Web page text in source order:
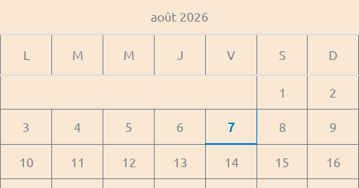
août 2026
L M M J V S D
1 2
3 4 5 6 7 8 9
10 11 12 13 14 15 16